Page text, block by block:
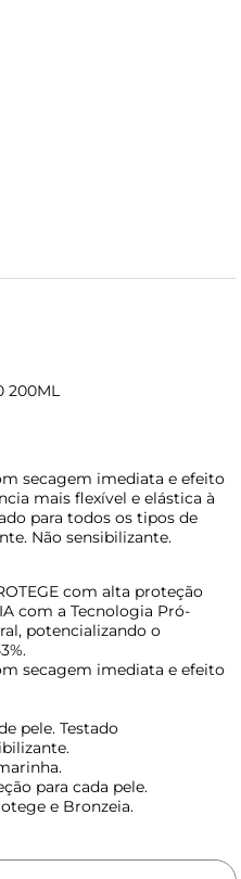
200ML
secagem imediata e efeito
mais flexível e elástica à
para todos os tipos de
Não sensibilizante.
com alta proteção
com a Tecnologia Pró-
potencializando o
secagem imediata e efeito
pele. Testado
para cada pele.
e Bronzeia.